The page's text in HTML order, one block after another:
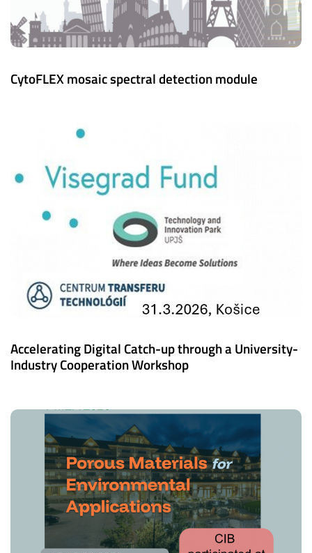
CytoFLEX mosaic spectral detection module
Accelerating Digital Catch-up through a University-
Industry Cooperation Workshop